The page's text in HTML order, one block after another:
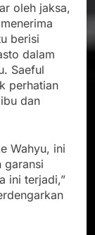
oleh jaksa,
berisi
dalam
Saeful
perhatian
dan
Wahyu, ini
garansi
ini terjadi,”